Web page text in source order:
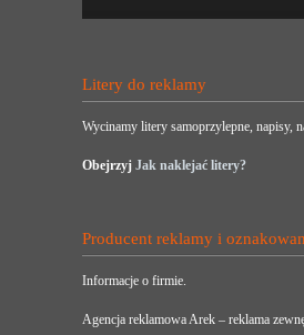
Litery do reklamy
Wycinamy litery samoprzylepne, napisy,
Obejrzyj Jak naklejać litery?
Producent reklamy i
Informacje o firmie.
Agencja reklamowa Arek – reklama